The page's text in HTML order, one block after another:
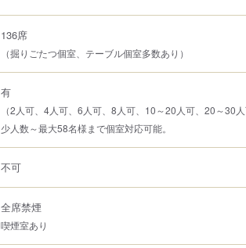
136席
（掘りごたつ個室、テーブル個室多数あり）
有
（2人可、4人可、6人可、8人可、10～20人可、20～30人
少人数～最大58名様まで個室対応可能。
不可
全席禁煙
喫煙室あり